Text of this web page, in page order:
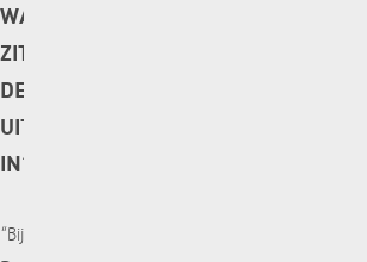
WAAR
ZIT
DE
UITDAGING
IN?
“Bij